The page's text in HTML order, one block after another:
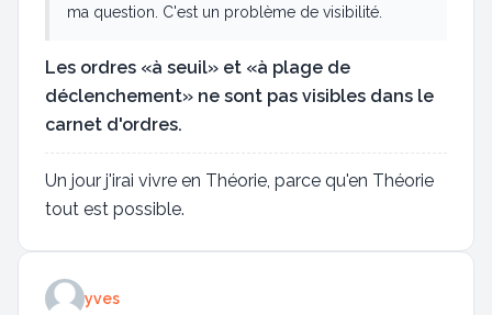
ma question. C'est un problème de visibilité.
Les ordres «à seuil» et «à plage de
déclenchement» ne sont pas visibles dans le
carnet d'ordres.
Un jour j'irai vivre en Théorie, parce qu'en Théorie
tout est possible.
yves